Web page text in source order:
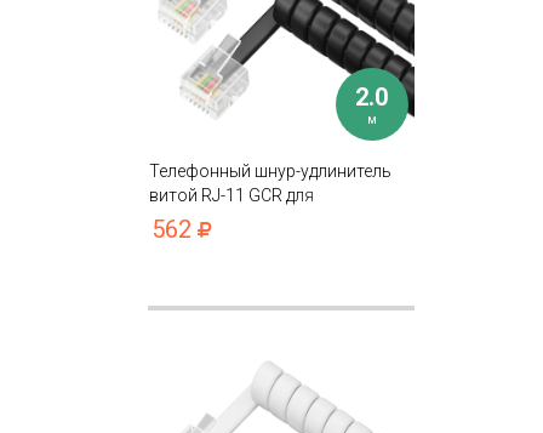
2.0
м
Телефонный шнур-удлинитель
витой RJ-11 GCR для
подключения устройств
562